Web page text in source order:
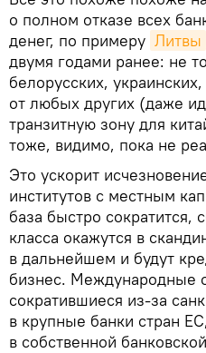
о полном отказе всех
денег, по примеру Литвы
двумя годами ранее: не
белорусских,
от любых других (даже
транзитную зону для
тоже, видимо, пока не
Это ускорит
институтов с местным
база быстро сократится,
класса окажутся в
в дальнейшем и будут
бизнес. Международные
сократившиеся из-за
в крупные банки стран
в собственной